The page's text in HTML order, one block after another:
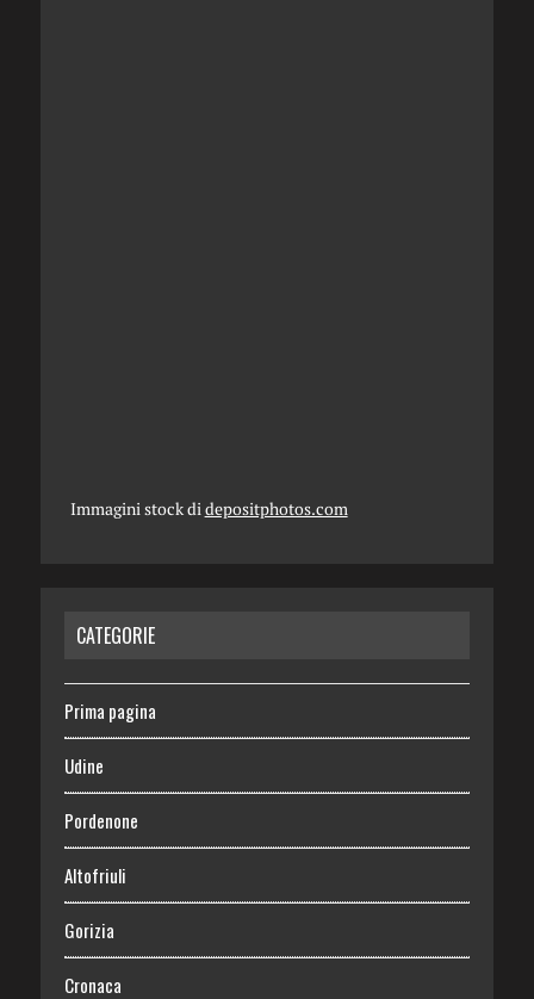
Immagini stock di depositphotos.com
CATEGORIE
Prima pagina
Udine
Pordenone
Altofriuli
Gorizia
Cronaca